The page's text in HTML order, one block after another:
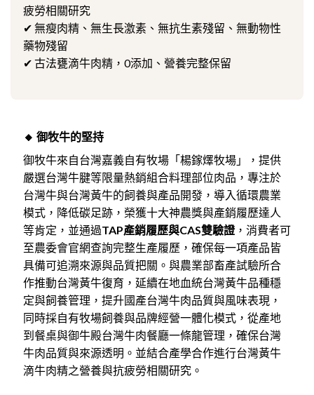
疲勞相關研究
✔ 無瘦肉精、無生長激素、無抗生素殘留、無動物性
藥物殘留
✔ 古法甕滴牛肉精，0添加、營養完整保留
🔸 御牧牛的堅持
御牧牛來自台灣嘉義自有牧場「楊鎵燡牧場」，提供
嚴選台灣牛腱等限量熱銷組合料理部位肉品，專注於
台灣牛與台灣黃牛的飼養與產品開發，導入循環農業
模式，降低碳足跡，榮獲十大神農獎與產銷履歷達人
等肯定，並通過TAP產銷履歷與CAS雙驗證，消費者可
至農委會官網查詢完整生產履歷，確保每一項產品皆
具備可追溯來源與品質把關。與農業部畜產試驗所合
作推動台灣黃牛復育，延續在地血統台灣黃牛品種穩
定與飼養管理，提升國產台灣牛肉品質與風味表現，
同時採自有牧場飼養與品牌經營一體化模式，從產地
到餐桌與御牛殿台灣牛肉餐廳一條龍管理，確保台灣
牛肉品質與來源透明。並結合產學合作進行台灣黃牛
滴牛肉精之營養與抗疲勞相關研究。